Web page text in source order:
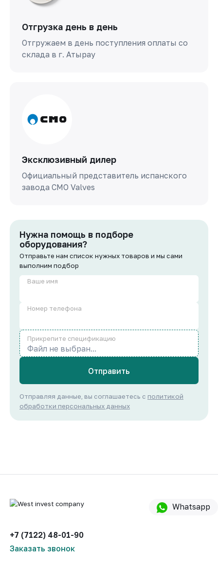
Отгрузка день в день
Отгружаем в день поступления оплаты со
склада в г. Атырау
Эксклюзивный дилер
Официальный представитель испанского
завода СМО Valves
Нужна помощь в подборе
оборудования?
Отправьте нам список нужных товаров и мы сами
выполним подбор
Ваше имя
Номер телефона
Прикрепите спецификацию
Файл не выбран...
Отправить
Отправляя данные, вы соглашаетесь с политикой
обработки персональных данных
+7 (7122) 48-01-90
Заказать звонок
Whatsapp